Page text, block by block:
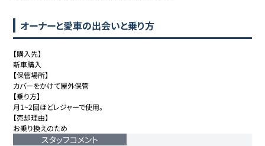
オーナーと愛車の出会いと乗り方
【購入先】
新車購入
【保管場所】
カバーをかけて屋外保管
【乗り方】
月1~2回ほどレジャーで使用。
【売却理由】
お乗り換えのため
スタッフコメント